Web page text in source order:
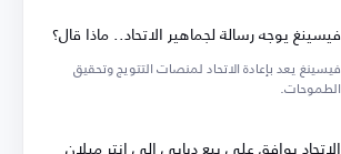
فيسينغ يوجه رسالة لجماهير الاتحاد.. ماذا قال؟
فيسينغ يعد بإعادة الاتحاد لمنصات التتويج وتحقيق
الطموحات.